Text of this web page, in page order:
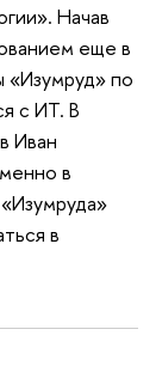
Начав
еще в
«Изумруд» по
с ИТ. В
Иван
в
в